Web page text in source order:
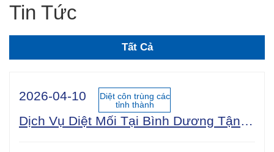
Tin Tức
Tất Cả
2026-04-10
Diệt côn trùng các
tỉnh thành
Dịch Vụ Diệt Mối Tại Bình Dương Tận Gốc 100% An Toàn Sinh Học | Công Ty Uy Tín Năm 2025